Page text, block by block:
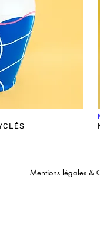
Mentions légales &